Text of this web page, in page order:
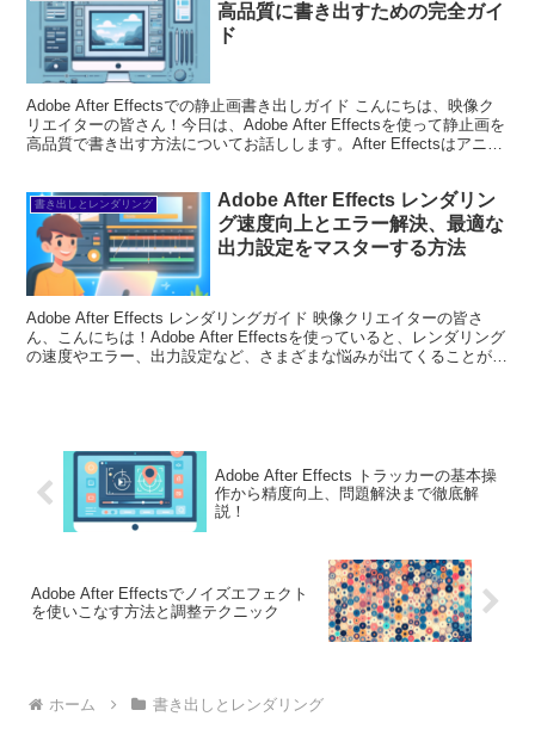
高品質に書き出すための完全ガイ
ド
Adobe After Effectsでの静止画書き出しガイド こんにちは、映像ク
リエイターの皆さん！今日は、Adobe After Effectsを使って静止画を
高品質で書き出す方法についてお話しします。After Effectsはアニ
書き出しとレンダリング
Adobe After Effects レンダリン
グ速度向上とエラー解決、最適な
出力設定をマスターする方法
Adobe After Effects レンダリングガイド 映像クリエイターの皆さ
ん、こんにちは！Adobe After Effectsを使っていると、レンダリング
の速度やエラー、出力設定など、さまざまな悩みが出てくることがあ
Adobe After Effects トラッカーの基本操
作から精度向上、問題解決まで徹底解
説！
Adobe After Effectsでノイズエフェクト
を使いこなす方法と調整テクニック
ホーム 書き出しとレンダリング